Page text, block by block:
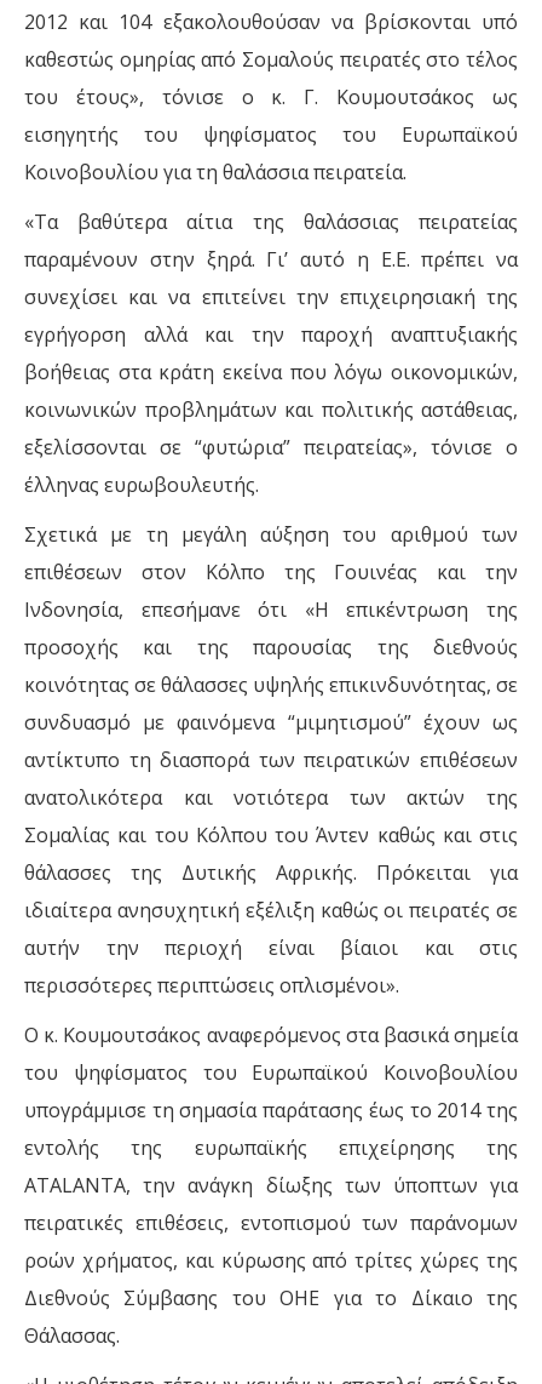
2012 και 104 εξακολουθούσαν να βρίσκονται υπό
καθεστώς ομηρίας από Σομαλούς πειρατές στο τέλος
του έτους», τόνισε ο κ. Γ. Κουμουτσάκος ως
εισηγητής του ψηφίσματος του Ευρωπαϊκού
Κοινοβουλίου για τη θαλάσσια πειρατεία.
«Τα βαθύτερα αίτια της θαλάσσιας πειρατείας
παραμένουν στην ξηρά. Γι’ αυτό η Ε.Ε. πρέπει να
συνεχίσει και να επιτείνει την επιχειρησιακή της
εγρήγορση αλλά και την παροχή αναπτυξιακής
βοήθειας στα κράτη εκείνα που λόγω οικονομικών,
κοινωνικών προβλημάτων και πολιτικής αστάθειας,
εξελίσσονται σε “φυτώρια” πειρατείας», τόνισε ο
έλληνας ευρωβουλευτής.
Σχετικά με τη μεγάλη αύξηση του αριθμού των
επιθέσεων στον Κόλπο της Γουινέας και την
Ινδονησία, επεσήμανε ότι «Η επικέντρωση της
προσοχής και της παρουσίας της διεθνούς
κοινότητας σε θάλασσες υψηλής επικινδυνότητας, σε
συνδυασμό με φαινόμενα “μιμητισμού” έχουν ως
αντίκτυπο τη διασπορά των πειρατικών επιθέσεων
ανατολικότερα και νοτιότερα των ακτών της
Σομαλίας και του Κόλπου του Άντεν καθώς και στις
θάλασσες της Δυτικής Αφρικής. Πρόκειται για
ιδιαίτερα ανησυχητική εξέλιξη καθώς οι πειρατές σε
αυτήν την περιοχή είναι βίαιοι και στις
περισσότερες περιπτώσεις οπλισμένοι».
Ο κ. Κουμουτσάκος αναφερόμενος στα βασικά σημεία
του ψηφίσματος του Ευρωπαϊκού Κοινοβουλίου
υπογράμμισε τη σημασία παράτασης έως το 2014 της
εντολής της ευρωπαϊκής επιχείρησης της
ATALANTA, την ανάγκη δίωξης των ύποπτων για
πειρατικές επιθέσεις, εντοπισμού των παράνομων
ροών χρήματος, και κύρωσης από τρίτες χώρες της
Διεθνούς Σύμβασης του ΟΗΕ για το Δίκαιο της
Θάλασσας.